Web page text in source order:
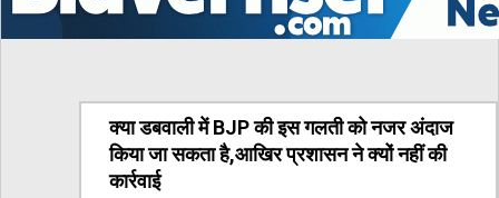
क्या डबवाली में BJP की इस गलती को नजर अंदाज
किया जा सकता है,आखिर प्रशासन ने क्यों नहीं की
कार्रवाई